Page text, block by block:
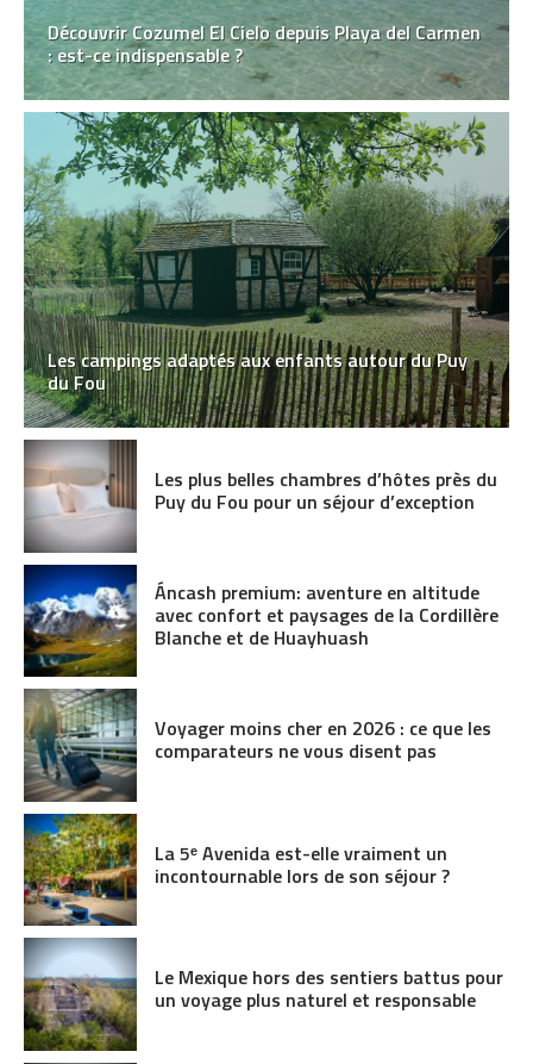
Découvrir Cozumel El Cielo depuis Playa del Carmen
: est-ce indispensable ?
Les campings adaptés aux enfants autour du Puy
du Fou
Les plus belles chambres d’hôtes près du
Puy du Fou pour un séjour d’exception
Áncash premium: aventure en altitude
avec confort et paysages de la Cordillère
Blanche et de Huayhuash
Voyager moins cher en 2026 : ce que les
comparateurs ne vous disent pas
La 5ᵉ Avenida est-elle vraiment un
incontournable lors de son séjour ?
Le Mexique hors des sentiers battus pour
un voyage plus naturel et responsable